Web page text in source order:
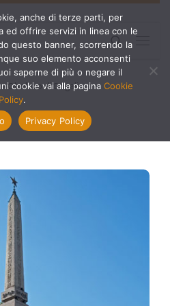
Search
»Obelisco di Dogali
anche di terze parti, per
ed offrire servizi in linea con le
questo banner, scorrendo la
suo elemento acconsenti
saperne di più o negare il
cookie vai alla pagina Cookie
Policy.
Privacy Policy